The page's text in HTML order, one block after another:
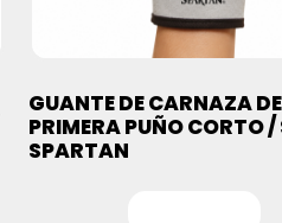
GUANTE DE CARNAZA DE
PRIMERA PUÑO CORTO
SPARTAN